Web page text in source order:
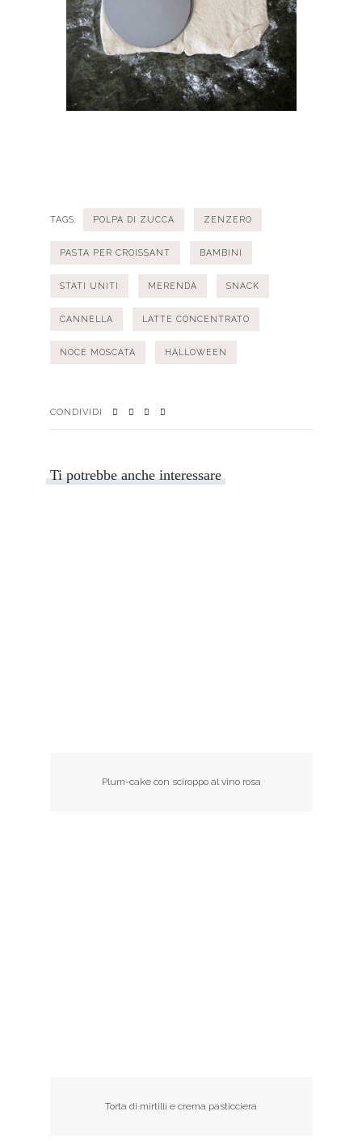
TAGS: POLPA DI ZUCCA ZENZERO
PASTA PER CROISSANT BAMBINI
STATI UNITI MERENDA SNACK
CANNELLA LATTE CONCENTRATO
NOCE MOSCATA HALLOWEEN
CONDIVIDI
Ti potrebbe anche interessare
Plum-cake con sciroppo al vino rosa
Torta di mirtilli e crema pasticciera